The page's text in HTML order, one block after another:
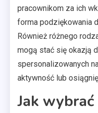
pracownikom za ich
forma podziękowania
Również różnego
mogą stać się okazją
spersonalizowanych
aktywność lub
Jak